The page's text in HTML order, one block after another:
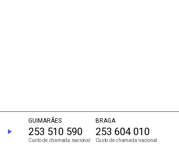
GUIMARÃES
253 510 590
Custo de chamada nacional
BRAGA
253 604 010
Custo de chamada nacional